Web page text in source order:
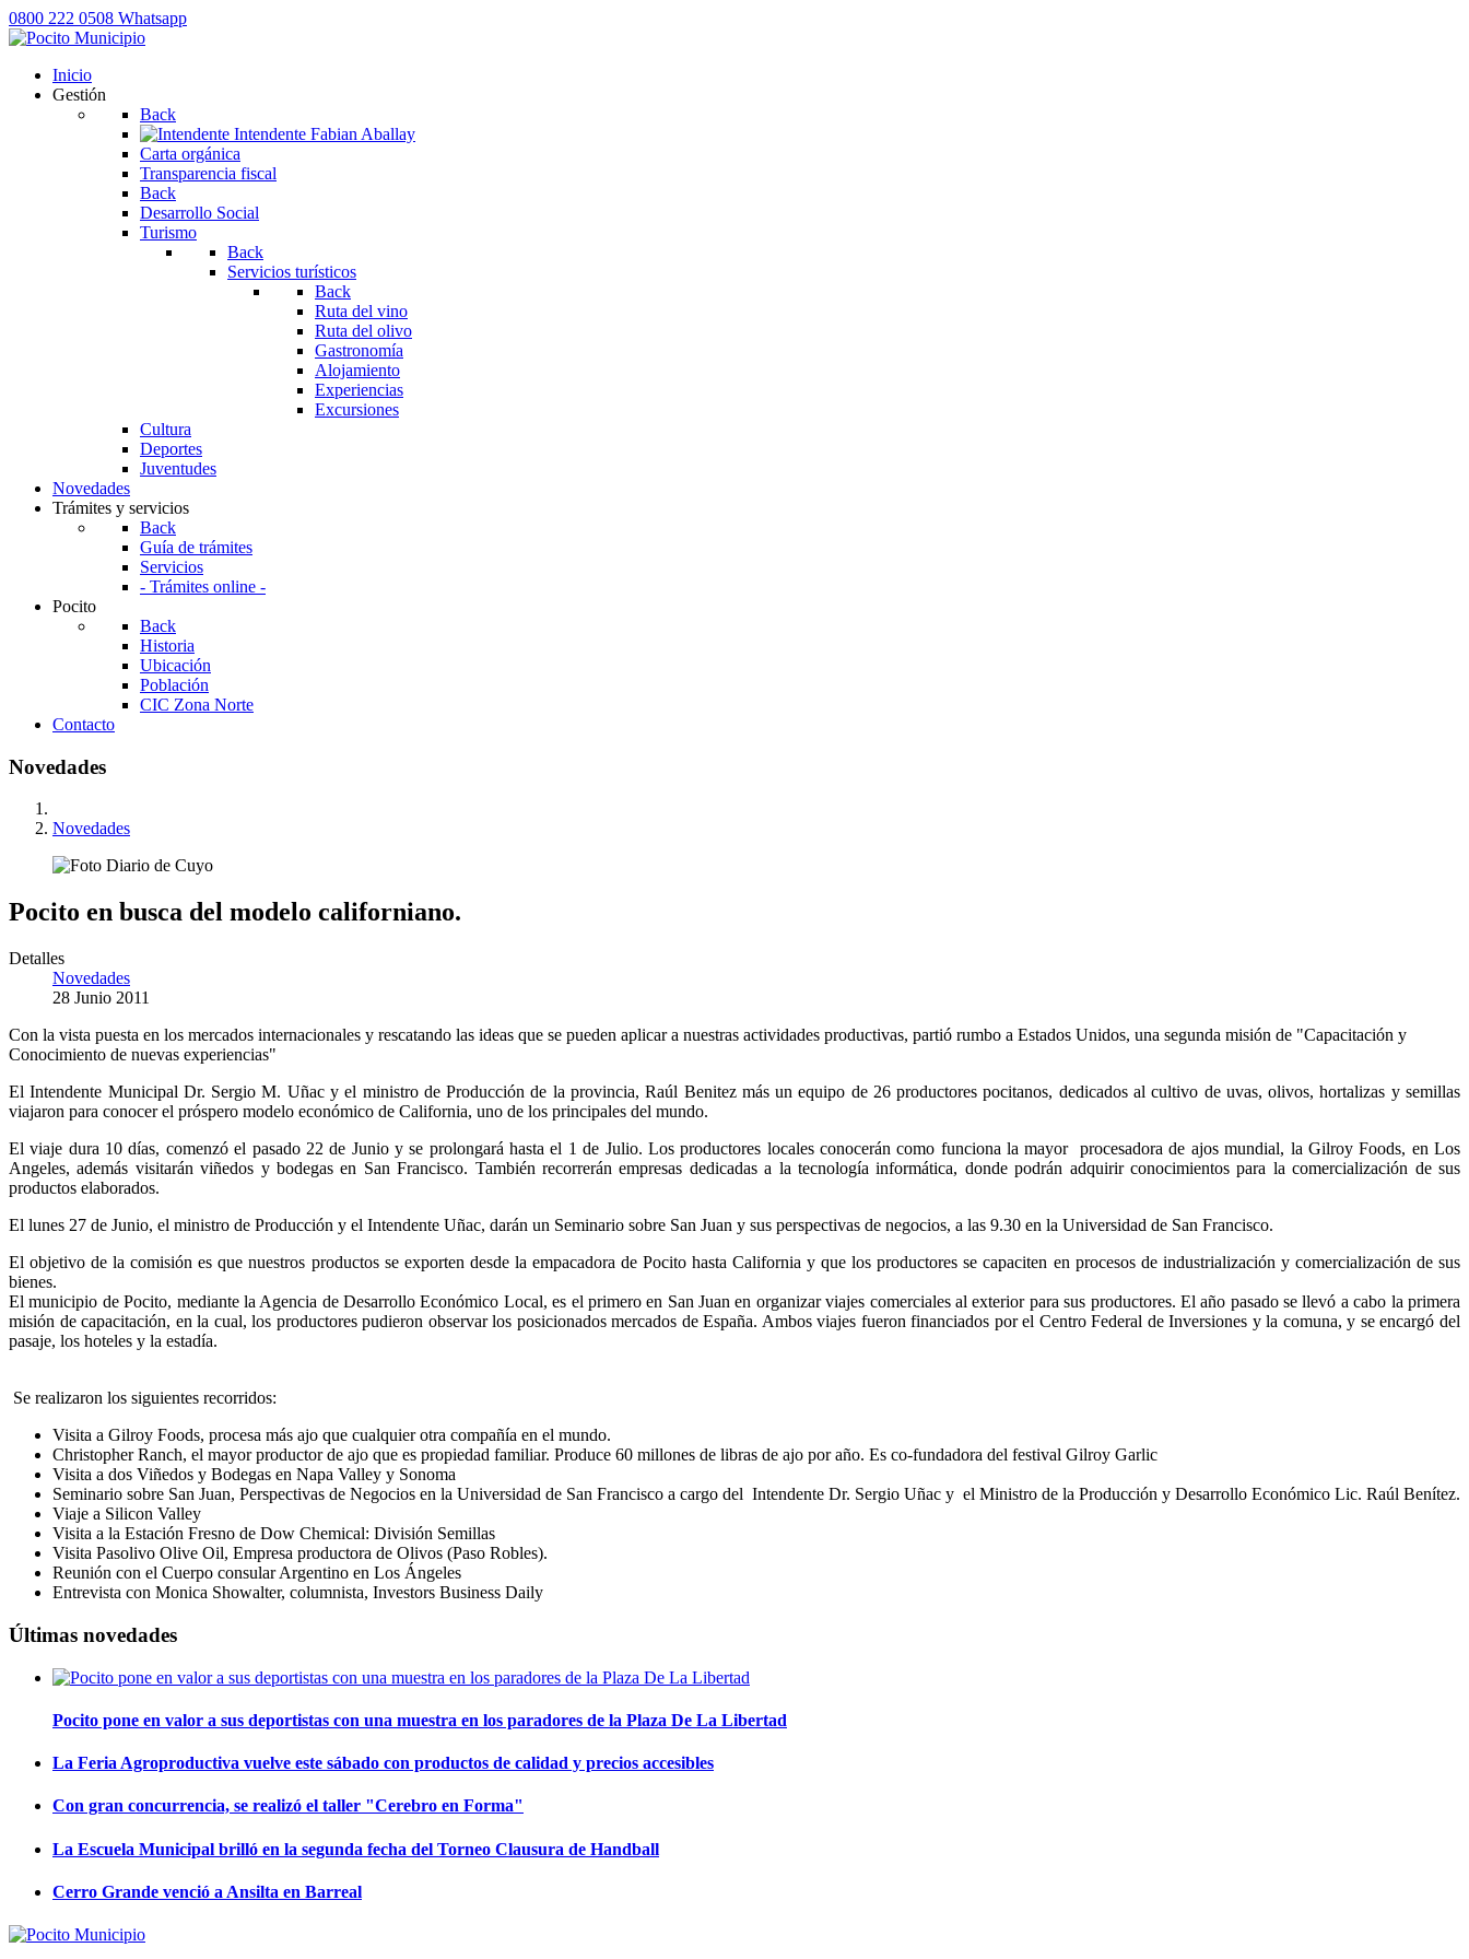
0800 222 0508 Whatsapp
Inicio
Gestión
Back
Intendente Fabian Aballay
Carta orgánica
Transparencia fiscal
Back
Desarrollo Social
Turismo
Back
Servicios turísticos
Back
Ruta del vino
Ruta del olivo
Gastronomía
Alojamiento
Experiencias
Excursiones
Cultura
Deportes
Juventudes
Novedades
Trámites y servicios
Back
Guía de trámites
Servicios
- Trámites online -
Pocito
Back
Historia
Ubicación
Población
CIC Zona Norte
Contacto
Novedades
Novedades
Pocito en busca del modelo californiano.
Detalles
Novedades
28 Junio 2011
Con la vista puesta en los mercados internacionales y rescatando las ideas que se pueden aplicar a nuestras actividades productivas, partió rumbo a Estados Unidos, una segunda misión de "Capacitación y
Conocimiento de nuevas experiencias"
El Intendente Municipal Dr. Sergio M. Uñac y el ministro de Producción de la provincia, Raúl Benitez más un equipo de 26 productores pocitanos, dedicados al cultivo de uvas, olivos, hortalizas y semillas
viajaron para conocer el próspero modelo económico de California, uno de los principales del mundo.
El viaje dura 10 días, comenzó el pasado 22 de Junio y se prolongará hasta el 1 de Julio. Los productores locales conocerán como funciona la mayor procesadora de ajos mundial, la Gilroy Foods, en Los
Angeles, además visitarán viñedos y bodegas en San Francisco. También recorrerán empresas dedicadas a la tecnología informática, donde podrán adquirir conocimientos para la comercialización de sus
productos elaborados.
El lunes 27 de Junio, el ministro de Producción y el Intendente Uñac, darán un Seminario sobre San Juan y sus perspectivas de negocios, a las 9.30 en la Universidad de San Francisco.
El objetivo de la comisión es que nuestros productos se exporten desde la empacadora de Pocito hasta California y que los productores se capaciten en procesos de industrialización y comercialización de sus
bienes.
El municipio de Pocito, mediante la Agencia de Desarrollo Económico Local, es el primero en San Juan en organizar viajes comerciales al exterior para sus productores. El año pasado se llevó a cabo la primera
misión de capacitación, en la cual, los productores pudieron observar los posicionados mercados de España. Ambos viajes fueron financiados por el Centro Federal de Inversiones y la comuna, y se encargó del
pasaje, los hoteles y la estadía.
Se realizaron los siguientes recorridos:
Visita a Gilroy Foods, procesa más ajo que cualquier otra compañía en el mundo.
Christopher Ranch, el mayor productor de ajo que es propiedad familiar. Produce 60 millones de libras de ajo por año. Es co-fundadora del festival Gilroy Garlic
Visita a dos Viñedos y Bodegas en Napa Valley y Sonoma
Seminario sobre San Juan, Perspectivas de Negocios en la Universidad de San Francisco a cargo del Intendente Dr. Sergio Uñac y el Ministro de la Producción y Desarrollo Económico Lic. Raúl Benítez.
Viaje a Silicon Valley
Visita a la Estación Fresno de Dow Chemical: División Semillas
Visita Pasolivo Olive Oil, Empresa productora de Olivos (Paso Robles).
Reunión con el Cuerpo consular Argentino en Los Ángeles
Entrevista con Monica Showalter, columnista, Investors Business Daily
Últimas novedades
Pocito pone en valor a sus deportistas con una muestra en los paradores de la Plaza De La Libertad
La Feria Agroproductiva vuelve este sábado con productos de calidad y precios accesibles
Con gran concurrencia, se realizó el taller "Cerebro en Forma"
La Escuela Municipal brilló en la segunda fecha del Torneo Clausura de Handball
Cerro Grande venció a Ansilta en Barreal